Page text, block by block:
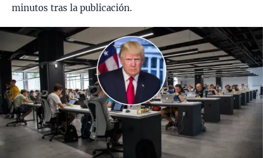
minutos tras la publicación.